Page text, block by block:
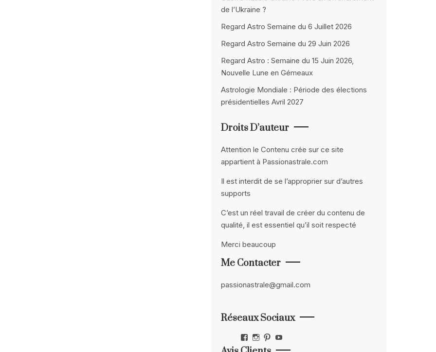
de l’Ukraine ?
Regard Astro Semaine du 6 Juillet 2026
Regard Astro Semaine du 29 Juin 2026
Regard Astro : Semaine du 15 Juin 2026,
Nouvelle Lune en Gémeaux
Astrologie Mondiale : Période des élections
présidentielles Avril 2027
Droits D’auteur
Attention le Contenu crée sur ce site
appartient à Passionastrale.com
Il est interdit de se l’approprier sur d’autres
supports
C’est un réel travail de créer du contenu de
qualité, il est essentiel qu’il soit respecté
Merci beaucoup
Me Contacter
passionastrale@gmail.com
Réseaux Sociaux
Facebook
Instagram
Pinterest
YouTube